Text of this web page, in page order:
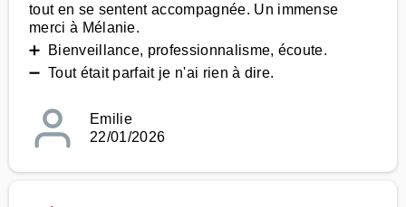
tout en se sentent accompagnée. Un immense
merci à Mélanie.
➕ Bienveillance, professionnalisme, écoute.
➖ Tout était parfait je n'ai rien à dire.
Emilie
22/01/2026